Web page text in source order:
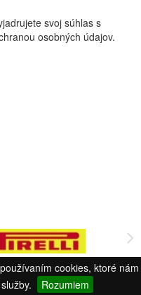
svoj súhlas s
osobných údajov.
cookies, ktoré nám
Rozumiem